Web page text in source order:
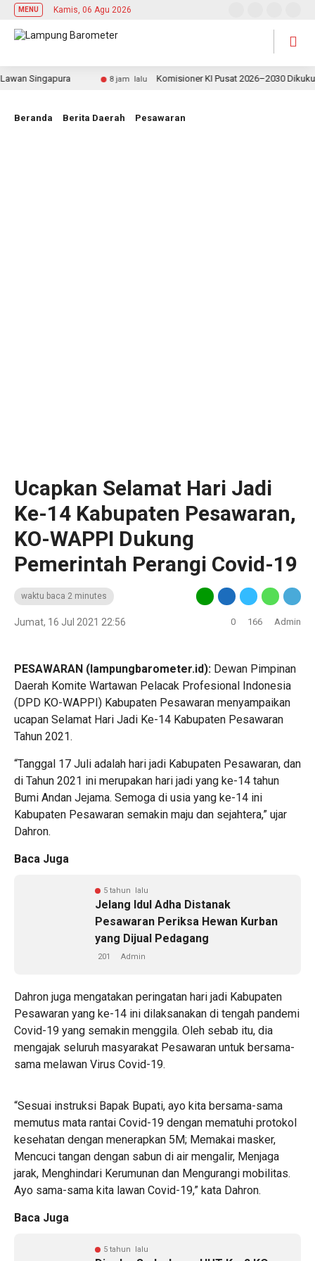
MENU Kamis, 06 Agu 2026
Singapura 8 jam lalu Komisioner KI Pusat 2026–2030
Beranda Berita Daerah Pesawaran
Ucapkan Selamat Hari Jadi
Ke-14 Kabupaten Pesawaran,
KO-WAPPI Dukung
Pemerintah Perangi Covid-19
waktu baca 2 minutes
Jumat, 16 Jul 2021 22:56 0 166 Admin
PESAWARAN (lampungbarometer.id): Dewan Pimpinan
Daerah Komite Wartawan Pelacak Profesional Indonesia
(DPD KO-WAPPI) Kabupaten Pesawaran menyampaikan
ucapan Selamat Hari Jadi Ke-14 Kabupaten Pesawaran
Tahun 2021.
“Tanggal 17 Juli adalah hari jadi Kabupaten Pesawaran, dan
di Tahun 2021 ini merupakan hari jadi yang ke-14 tahun
Bumi Andan Jejama. Semoga di usia yang ke-14 ini
Kabupaten Pesawaran semakin maju dan sejahtera,” ujar
Dahron.
Baca Juga
5 tahun lalu
Jelang Idul Adha Distanak
Pesawaran Periksa Hewan Kurban
yang Dijual Pedagang
201 Admin
Dahron juga mengatakan peringatan hari jadi Kabupaten
Pesawaran yang ke-14 ini dilaksanakan di tengah pandemi
Covid-19 yang semakin menggila. Oleh sebab itu, dia
mengajak seluruh masyarakat Pesawaran untuk bersama-
sama melawan Virus Covid-19.
“Sesuai instruksi Bapak Bupati, ayo kita bersama-sama
memutus mata rantai Covid-19 dengan mematuhi protokol
kesehatan dengan menerapkan 5M; Memakai masker,
Mencuci tangan dengan sabun di air mengalir, Menjaga
jarak, Menghindari Kerumunan dan Mengurangi mobilitas.
Ayo sama-sama kita lawan Covid-19,” kata Dahron.
Baca Juga
5 tahun lalu